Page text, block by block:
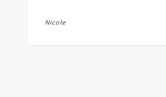
Nicole